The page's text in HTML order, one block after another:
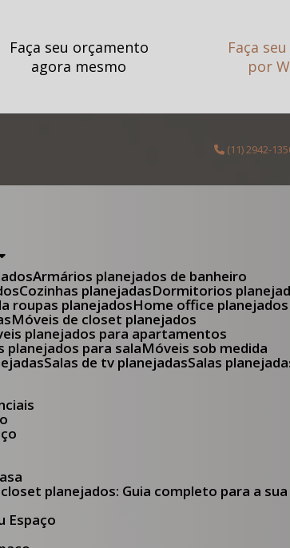
Faça seu orçamento
agora mesmo
Faça
por
(11) 2942-
Armários planejados de banheiro
Cozinhas planejadas Dormitorios
roupas planejados Home office planejados
Móveis de closet planejados
planejados para apartamentos
planejados para sala Móveis sob medida
Salas de tv planejadas Salas
closet planejados: Guia completo para a
Espaço